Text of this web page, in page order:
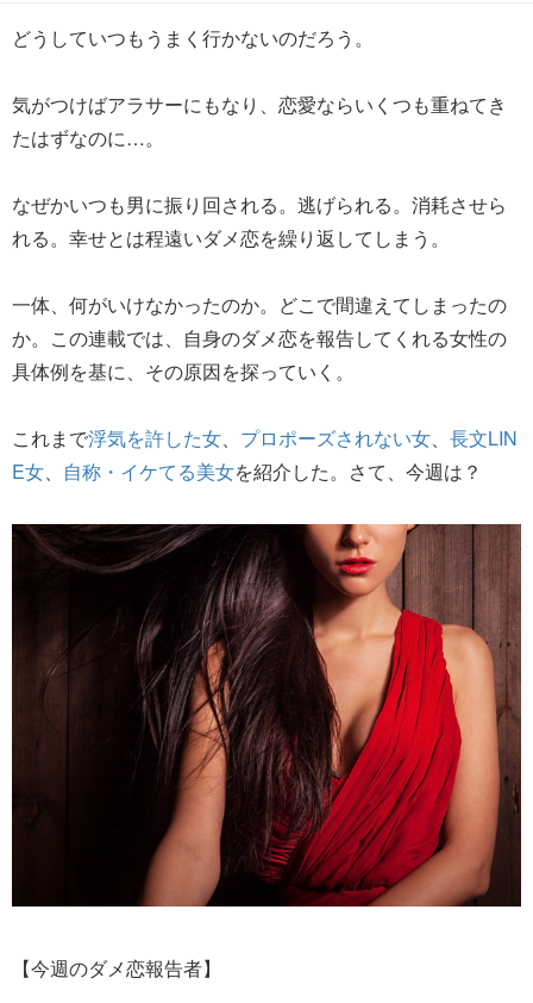
どうしていつもうまく行かないのだろう。
気がつけばアラサーにもなり、恋愛ならいくつも重ねてき
たはずなのに…。
なぜかいつも男に振り回される。逃げられる。消耗させら
れる。幸せとは程遠いダメ恋を繰り返してしまう。
一体、何がいけなかったのか。どこで間違えてしまったの
か。この連載では、自身のダメ恋を報告してくれる女性の
具体例を基に、その原因を探っていく。
これまで浮気を許した女 プロポーズされない女
長文LIN
E女
自称・イケてる美女を紹介した。さて、今週は？
【今週のダメ恋報告者】